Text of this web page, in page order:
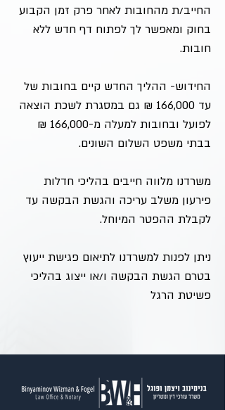
החייב/ת מהחובות לאחר פרק זמן הקבוע
בחוק ומאפשר לך לפתוח דף חדש ללא
חובות.
החידוש- ההליך החדש קיים בחובות של
עד 166,000 ₪ גם במסגרת לשכת הוצאה
לפועל ובחובות למעלה מ-166,000 ₪
בבתי משפט השלום השונים.
משרדנו מלווה חייבים בהליכי חדלות
פירעון משלב עריכה והגשת הבקשה עד
לקבלת ההפטר המיוחל.
ניתן לפנות למשרדנו לתיאום פגישת ייעוץ
בטרם הגשת הבקשה ו/או ייצוג בהליכי
פשיטת הרגל